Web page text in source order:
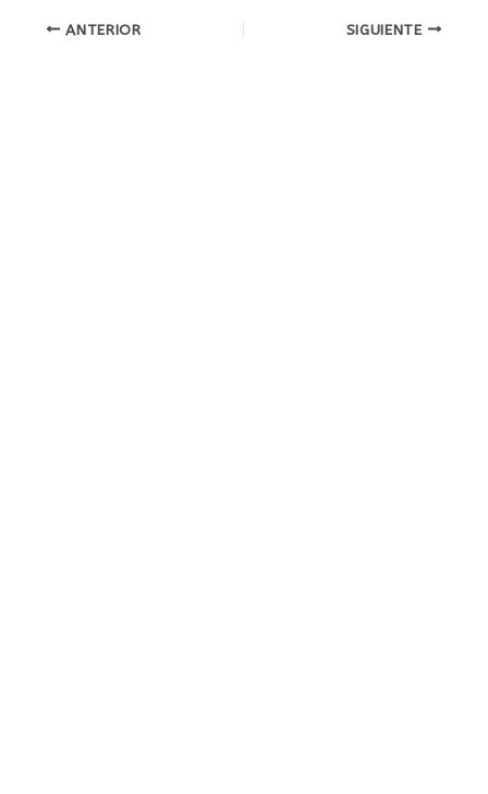
ANTERIOR SIGUIENTE